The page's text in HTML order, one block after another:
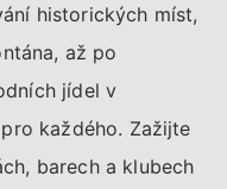
historických míst,
až po
jídel v
každého. Zažijte
barech a klubech